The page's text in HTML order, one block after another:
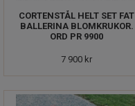
CORTENSTÅL HELT SET FAT
BALLERINA BLOMKRUKOR.
ORD PR 9900
7 900 kr